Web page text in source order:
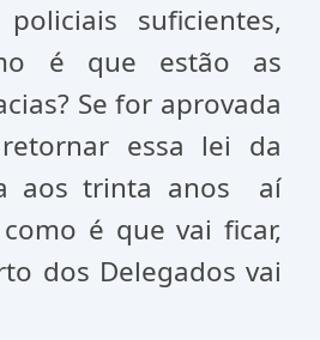
suficientes,
é que estão as
Se for aprovada
retornar essa lei da
aos trinta anos aí
é que vai ficar,
dos Delegados vai